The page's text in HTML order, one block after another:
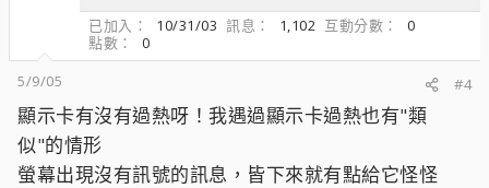
已加入
10/31/03 訊息 1,102 互動分數
0
點數
0
5/9/05
#4
顯示卡有沒有過熱呀！我遇過顯示卡過熱也有"類
似"的情形
螢幕出現沒有訊號的訊息，皆下來就有點給它怪怪